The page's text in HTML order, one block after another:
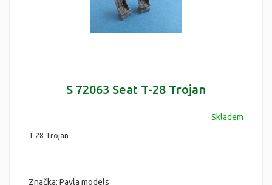
S 72063 Seat T-28 Trojan
Skladem
T 28 Trojan
Značka: Pavla models